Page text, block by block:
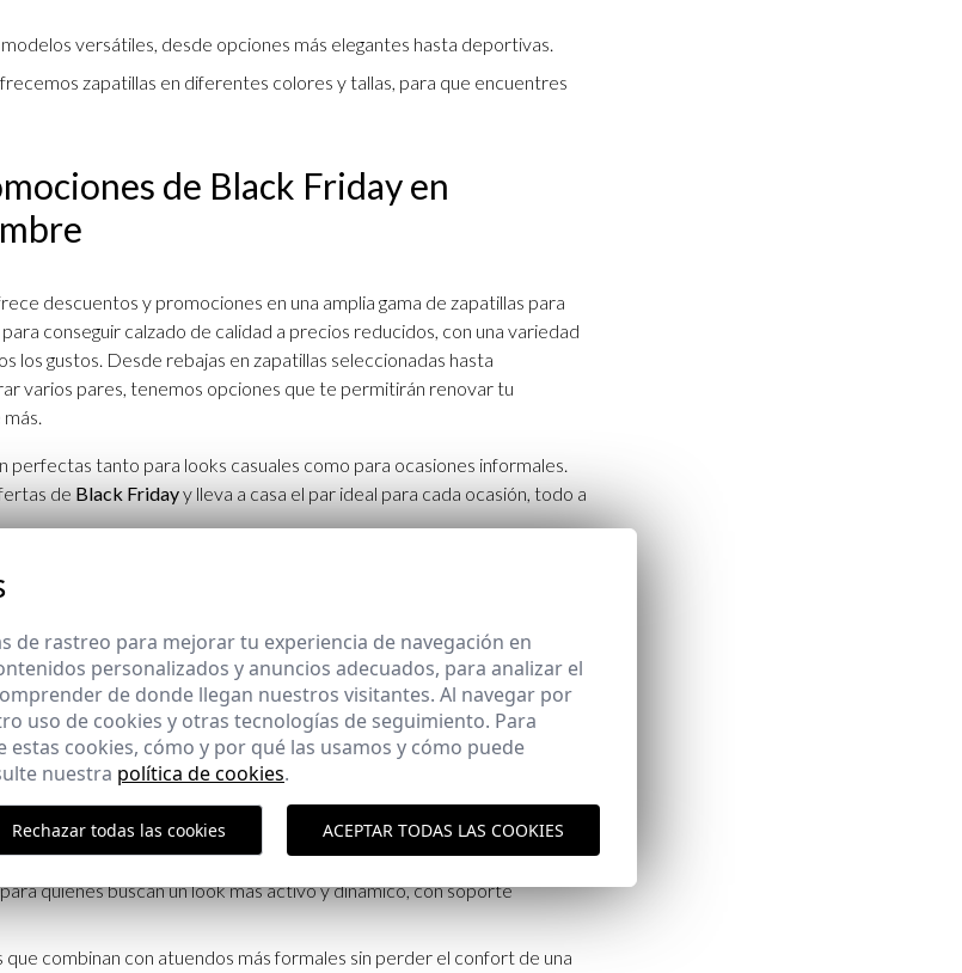
versátiles, desde opciones más elegantes hasta deportivas.
zapatillas en diferentes colores y tallas, para que encuentres
de Black Friday en
descuentos y promociones en una amplia gama de zapatillas para
conseguir calzado de calidad a precios reducidos, con una variedad
los gustos. Desde rebajas en zapatillas seleccionadas hasta
varios pares, tenemos opciones que te permitirán renovar tu
perfectas tanto para looks casuales como para ocasiones informales.
de Black Fridayy lleva a casa el par ideal para cada ocasión, todo a
zapatillas para cada ocasión
que puedes combinar con una gran variedad de estilos. En La
funcionan bien en diferentes entornos y actividades, desde un paseo
versatilidad hace que las zapatillas sean una de las mejores
el día a día, estas zapatillas ofrecen comodidad y un estilo relajado.
quienes buscan un look más activo y dinámico, con soporte
que combinan con atuendos más formales sin perder el confort de una
de rastreo para mejorar tu experiencia de navegación en
personalizados y anuncios adecuados, para analizar el
de donde llegan nuestros visitantes. Al navegar por
uso de cookies y otras tecnologías de seguimiento. Para
cookies, cómo y por qué las usamos y cómo puede
nuestra política de cookies.
Rechazar todas las cookies ACEPTAR TODAS LAS COOKIES